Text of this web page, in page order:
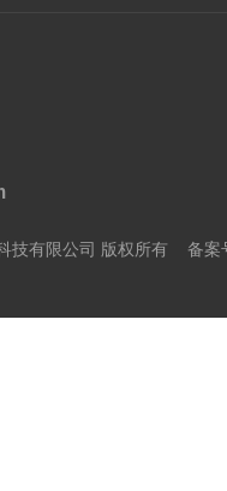
技有限公司 版权所有 备案